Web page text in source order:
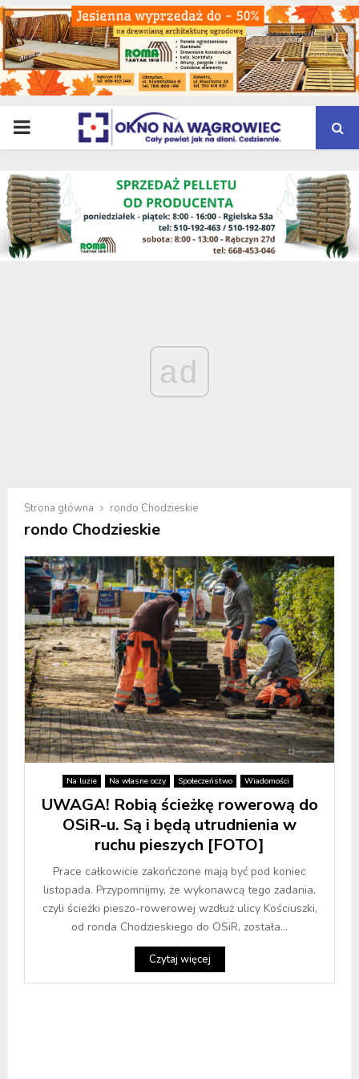
PRIMARY
MENU
ad
Strona główna rondo Chodzieskie
rondo Chodzieskie
Na luzie Na własne oczy Społeczeństwo Wiadomości
UWAGA! Robią ścieżkę rowerową do
OSiR-u. Są i będą utrudnienia w
ruchu pieszych [FOTO]
Prace całkowicie zakończone mają być pod koniec
listopada. Przypomnijmy, że wykonawcą tego zadania,
czyli ścieżki pieszo-rowerowej wzdłuż ulicy Kościuszki,
od ronda Chodzieskiego do OSiR, została...
Czytaj więcej